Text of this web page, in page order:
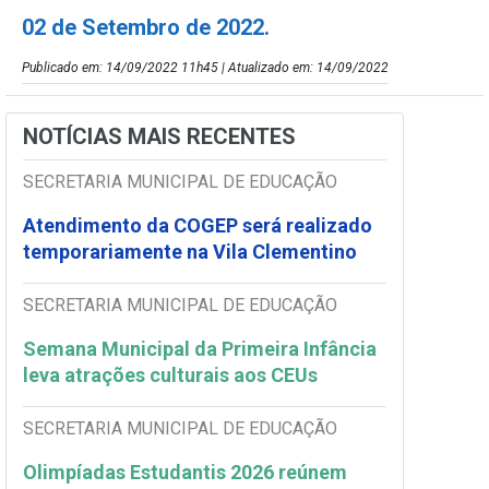
02 de Setembro de 2022.
Publicado em: 14/09/2022 11h45 | Atualizado em: 14/09/2022
NOTÍCIAS MAIS RECENTES
SECRETARIA MUNICIPAL DE EDUCAÇÃO
Atendimento da COGEP será realizado
temporariamente na Vila Clementino
SECRETARIA MUNICIPAL DE EDUCAÇÃO
Semana Municipal da Primeira Infância
leva atrações culturais aos CEUs
SECRETARIA MUNICIPAL DE EDUCAÇÃO
Olimpíadas Estudantis 2026 reúnem